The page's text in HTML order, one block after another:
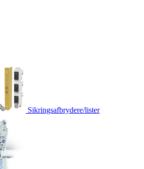
Sikringsafbrydere/lister